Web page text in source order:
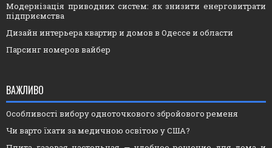
Модернізація приводних систем: як знизити енерговитрати
підприємства
Дизайн интерьера квартир и домов в Одессе и области
Парсинг номеров вайбер
ВАЖЛИВО
Особливості вибору одноточкового збройового ременя
Чи варто їхати за медичною освітою у США?